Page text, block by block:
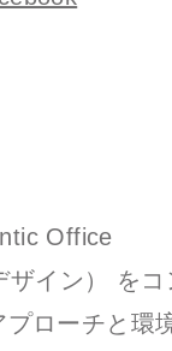
Office
ザイン） をコ
ローチと環